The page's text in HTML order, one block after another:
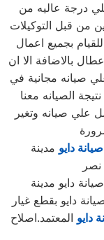
درجة عاليه من
من قبل التوكيلات
بجميع اعمال
بالاضافة الا ان
صيانه مجانية في
الصيانه معنا
صيانه وتغير
دايو مدينة
دايو مدينة
دايو بقطع غيار
دايو المعتمد.اصلاح